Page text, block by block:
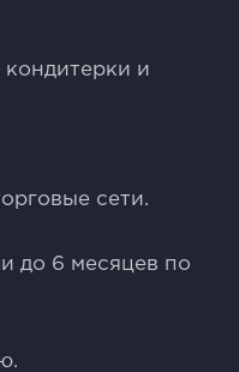
и
сети.
до 6 месяцев по